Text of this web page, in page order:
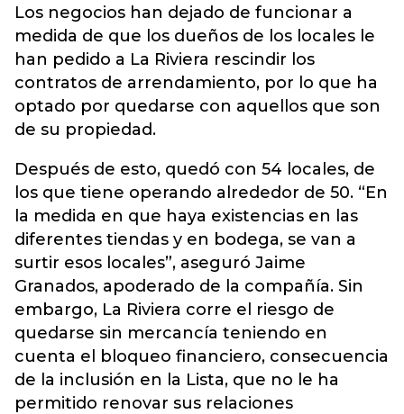
Los negocios han dejado de funcionar a
medida de que los dueños de los locales le
han pedido a La Riviera rescindir los
contratos de arrendamiento, por lo que ha
optado por quedarse con aquellos que son
de su propiedad.
Después de esto, quedó con 54 locales, de
los que tiene operando alrededor de 50. “En
la medida en que haya existencias en las
diferentes tiendas y en bodega, se van a
surtir esos locales”, aseguró Jaime
Granados, apoderado de la compañía. Sin
embargo, La Riviera corre el riesgo de
quedarse sin mercancía teniendo en
cuenta el bloqueo financiero, consecuencia
de la inclusión en la Lista, que no le ha
permitido renovar sus relaciones